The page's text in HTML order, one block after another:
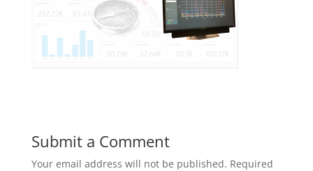
Submit a Comment
Your email address will not be published. Required